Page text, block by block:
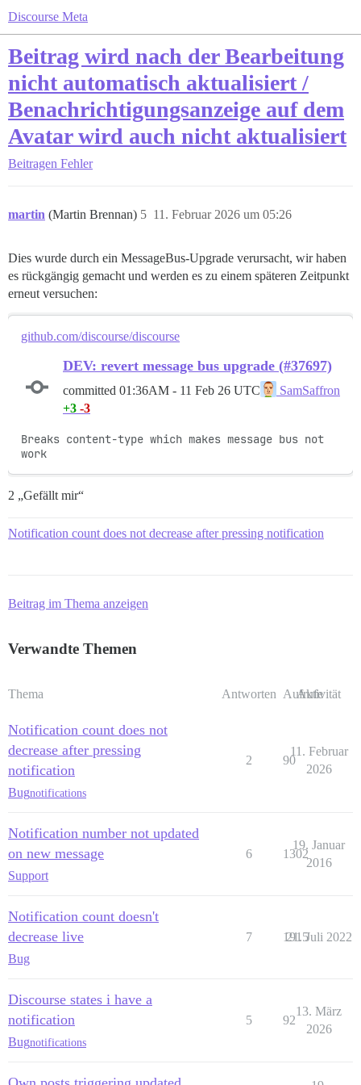
Discourse Meta
Beitrag wird nach der Bearbeitung
nicht automatisch aktualisiert /
Benachrichtigungsanzeige auf dem
Avatar wird auch nicht aktualisiert
Beitragen Fehler
martin (Martin Brennan) 11. Februar 2026 um 05:26
5
Dies wurde durch ein MessageBus-Upgrade verursacht, wir haben
es rückgängig gemacht und werden es zu einem späteren Zeitpunkt
erneut versuchen:
github.com/discourse/discourse
DEV: revert message bus upgrade (#37697)
committed 01:36AM - 11 Feb 26 UTC
SamSaffron
+3 -3
Breaks content-type which makes message bus not
work
2 „Gefällt mir“
Notification count does not decrease after pressing notification
Beitrag im Thema anzeigen
Verwandte Themen
Thema Antworten Aufrufe
Aktivität
Notification count does not
decrease after pressing
notification
Bugnotifications
2 90
11. Februar
2026
Notification number not updated
on new message
Support
6 1302
19. Januar
2016
Notification count doesn't
decrease live
Bug
7 1915
21. Juli 2022
Discourse states i have a
notification
Bugnotifications
5 92
13. März
2026